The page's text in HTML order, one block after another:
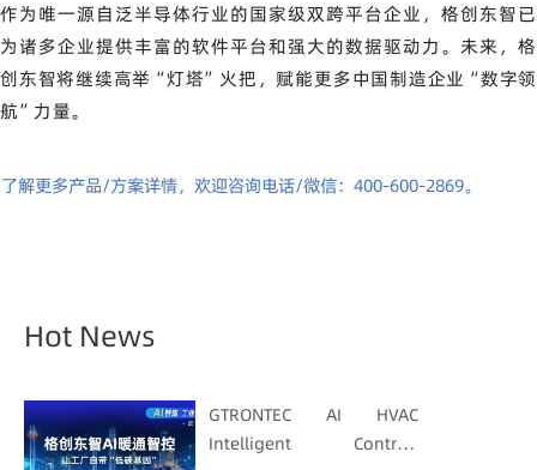
作为唯一源自泛半导体行业的国家级双跨平台企业，格创东智已
为诸多企业提供丰富的软件平台和强大的数据驱动力。未来，格
创东智将继续高举“灯塔”火把，赋能更多中国制造企业“数字领
航”力量。
了解更多产品/方案详情，欢迎咨询电话/微信：400-600-2869。
Hot News
GTRONTEC AI HVAC
Intelligent Control: